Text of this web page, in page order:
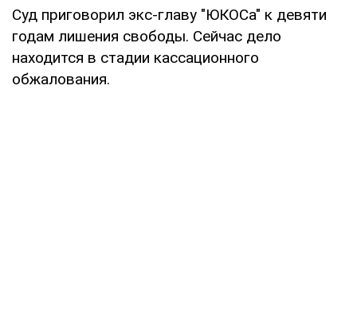
Суд приговорил экс-главу "ЮКОСа" к девяти
годам лишения свободы. Сейчас дело
находится в стадии кассационного
обжалования.